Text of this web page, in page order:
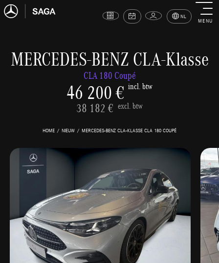
NL
MENU
MERCEDES-BENZ CLA-Klasse
CLA 180 Coupé
46 200 € incl. btw
38 182 € excl. btw
HOME NIEUW MERCEDES-BENZ CLA-KLASSE CLA 180 COUPÉ